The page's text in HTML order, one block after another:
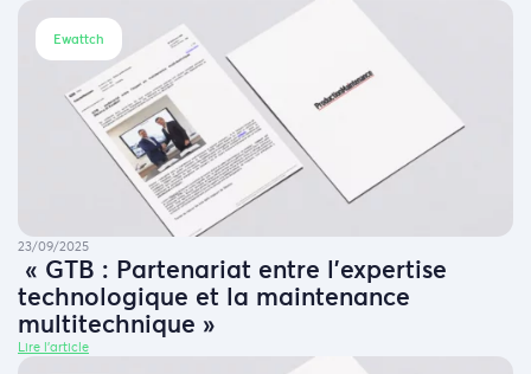
Ewattch
23/09/2025
« GTB : Partenariat entre l’expertise
technologique et la maintenance
multitechnique »
Lire l'article